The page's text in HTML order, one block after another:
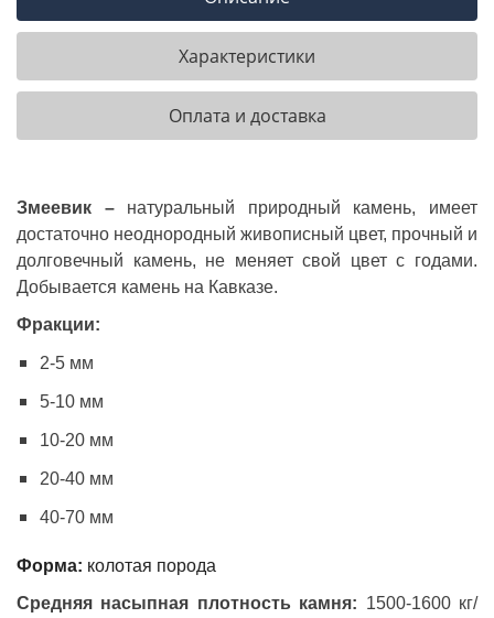
Характеристики
Оплата и доставка
Змеевик –натуральный природный камень, имеет
достаточно неоднородный живописный цвет, прочный и
долговечный камень, не меняет свой цвет с годами.
Добывается камень на Кавказе.
Фракции:
2-5 мм
5-10 мм
10-20 мм
20-40 мм
40-70 мм
Форма: колотая порода
Средняя насыпная плотность камня: 1500-1600 кг/